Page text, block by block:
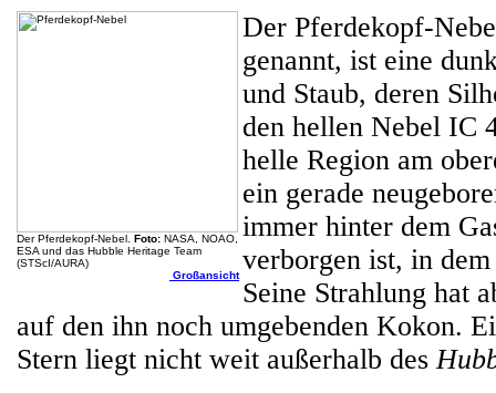
Der Pferdekopf-Nebel. Foto: NASA, NOAO,
ESA und das Hubble Heritage Team
(STScI/AURA)
Großansicht
Der Pferdekopf-
genannt, ist eine
und Staub, deren
den hellen Nebel IC
helle Region am
ein gerade
immer hinter dem
verborgen ist, in
Seine Strahlung hat
auf den ihn noch umgebenden Kokon.
Stern liegt nicht weit außerhalb des